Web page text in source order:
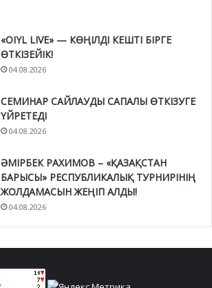
«OIYL LIVE» — КӨҢІЛДІ КЕШТІ БІРГЕ
ӨТКІЗЕЙІК!
04.08.2026
СЕМИНАР САЙЛАУДЫ САПАЛЫ ӨТКІЗУГЕ
ҮЙРЕТЕДІ
04.08.2026
ӘМІРБЕК РАХИМОВ – «ҚАЗАҚСТАН
БАРЫСЫ» РЕСПУБЛИКАЛЫҚ ТУРНИРІНІҢ
ЖОЛДАМАСЫН ЖЕҢІП АЛДЫ!
04.08.2026